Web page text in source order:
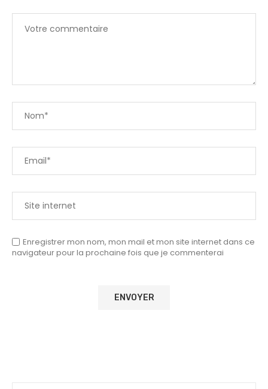
Enregistrer mon nom, mon mail et mon site internet dans ce
navigateur pour la prochaine fois que je commenterai